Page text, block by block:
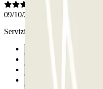
09/10/2025
Servizio veloce senza